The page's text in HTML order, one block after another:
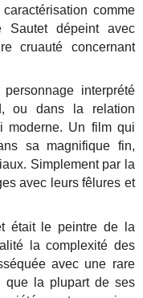
comme
dépeint avec
cruauté concernant
interprété
ou dans la relation
moderne. Un film qui
sa magnifique fin,
Simplement par la
avec leurs fêlures et
était le peintre de la
la complexité des
avec une rare
que la plupart de ses